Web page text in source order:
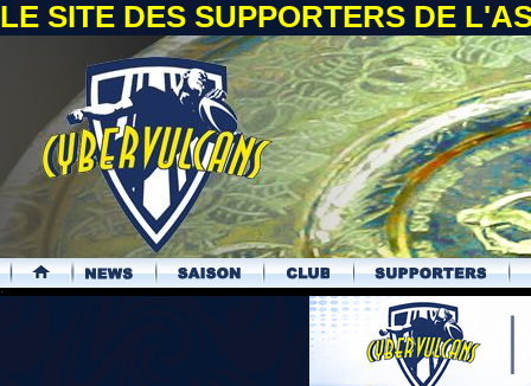
LE SITE DES SUPPORTERS DE
.